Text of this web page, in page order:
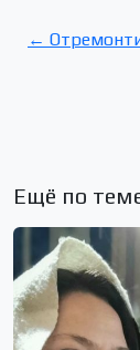
←
Ещё по